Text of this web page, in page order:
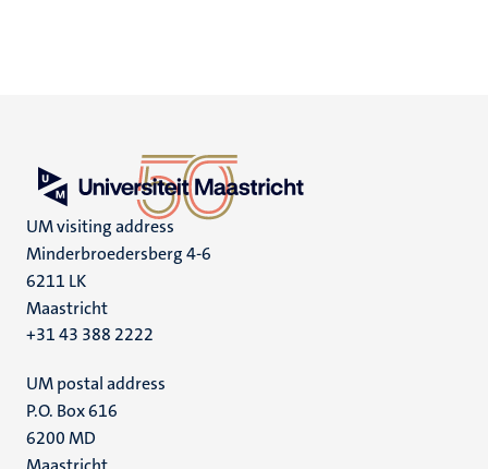
UM visiting address
Minderbroedersberg 4-6
6211 LK
Maastricht
+31 43 388 2222
UM postal address
P.O. Box 616
6200 MD